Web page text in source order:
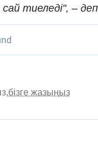
тиеледі", – деп
бізге жазыңыз